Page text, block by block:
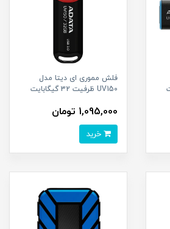
فلش مموری ای دیتا مدل
UV150 ظرفیت 32 گیگابایت
1,095,000 تومان